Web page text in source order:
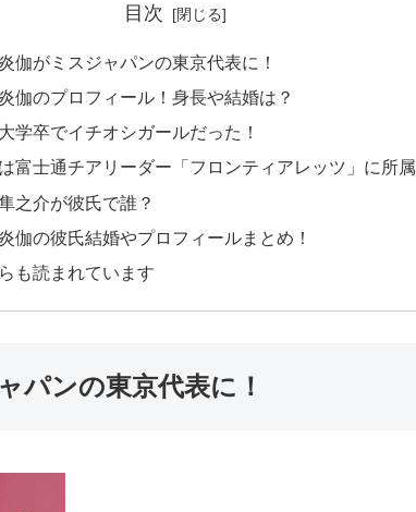
目次
伽がミスジャパンの東京代表に！
伽のプロフィール！身長や結婚は？
学卒でイチオシガールだった！
富士通チアリーダー「フロンティアレッツ」に所属
之介が彼氏で誰？
伽の彼氏結婚やプロフィールまとめ！
も読まれています
パンの東京代表に！